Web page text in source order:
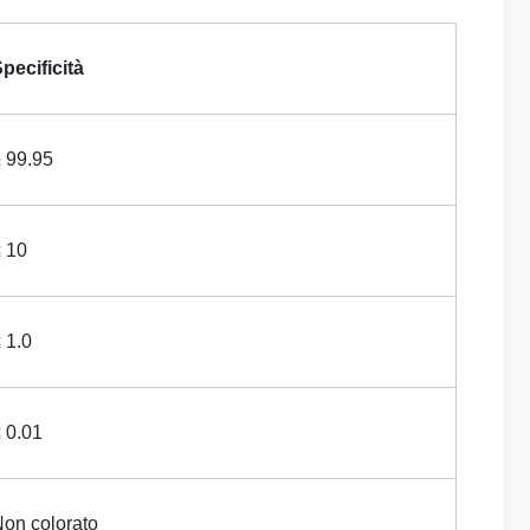
99.95
10
1.0
0.01
colorato